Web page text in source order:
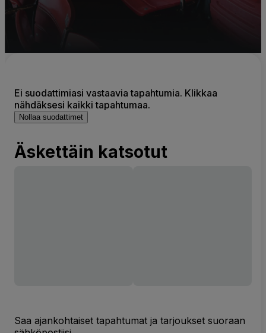
Ei suodattimiasi vastaavia tapahtumia. Klikkaa
nähdäksesi kaikki tapahtumaa.
Nollaa suodattimet
Äskettäin katsotut
Saa ajankohtaiset tapahtumat ja tarjoukset suoraan